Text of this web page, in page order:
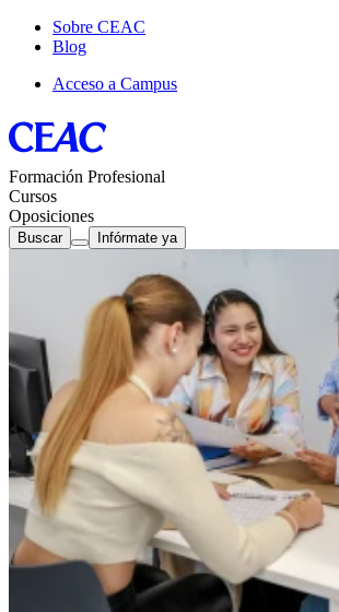
Sobre CEAC
Blog
Acceso a Campus
Formación Profesional
Cursos
Oposiciones
Buscar Infórmate ya